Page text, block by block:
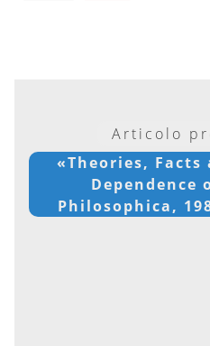
Articolo
«Theories, Facts
Dependence
Philosophica,